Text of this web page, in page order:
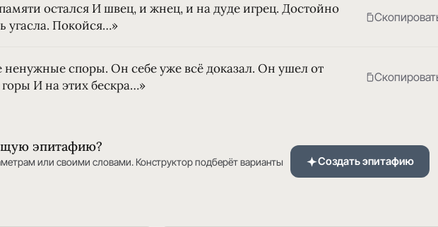
остался И швец, и жнец, и на дуде игрец. Достойно
угасла. Покойся…»
ненужные споры. Он себе уже всё доказал. Он ушел от
И на этих бескра…»
эпитафию?
или своими словами. Конструктор подберёт варианты
Создать эпитафию